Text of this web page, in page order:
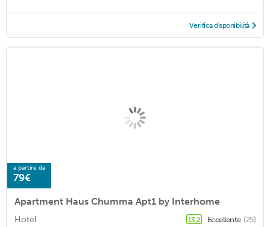
Verifica disponibilità
a partire da
79€
Apartment Haus Chumma Apt1 by Interhome
Hotel 13,2 Eccellente (25)